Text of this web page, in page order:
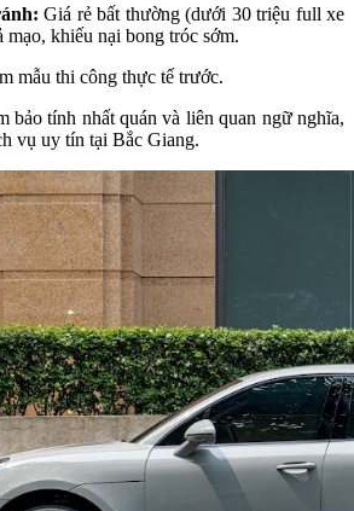
Giá rẻ bất thường (dưới 30 triệu full xe
khiếu nại bong tróc sớm.
mẫu thi công thực tế trước.
bảo tính nhất quán và liên quan ngữ nghĩa,
vụ uy tín tại Bắc Giang.